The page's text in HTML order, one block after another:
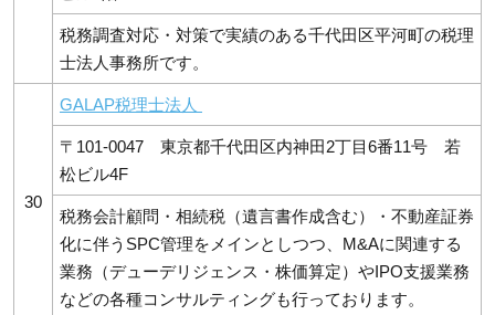
税務調査対応・対策で実績のある千代田区平河町の税理
士法人事務所です。
30
GALAP税理士法人
〒101-0047 東京都千代田区内神田2丁目6番11号 若
松ビル4F
税務会計顧問・相続税（遺言書作成含む）・不動産証券
化に伴うSPC管理をメインとしつつ、M&Aに関連する
業務（デューデリジェンス・株価算定）やIPO支援業務
などの各種コンサルティングも行っております。